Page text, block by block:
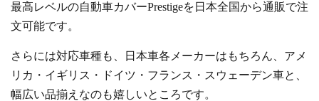
最高レベルの自動車カバーPrestigeを日本全国から通販で注
文可能です。
さらには対応車種も、日本車各メーカーはもちろん、アメ
リカ・イギリス・ドイツ・フランス・スウェーデン車と、
幅広い品揃えなのも嬉しいところです。